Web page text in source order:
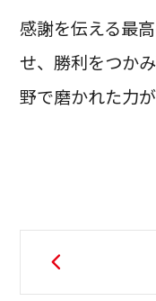
感謝を伝える最
せ、勝利をつか
野で磨かれた力